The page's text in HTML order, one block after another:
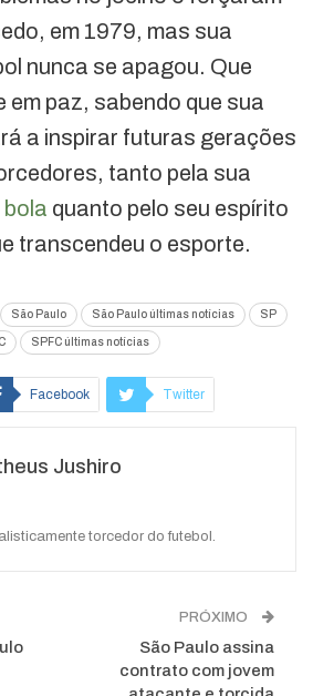
em 1979, mas sua
nunca se apagou. Que
em paz, sabendo que sua
a inspirar futuras gerações
tanto pela sua
bola quanto pelo seu espírito
transcendeu o esporte.
São Paulo São Paulo últimas notícias SP
SPFC últimas notícias
Facebook Twitter
Jushiro
torcedor do futebol.
PRÓXIMO
São Paulo assina
contrato com jovem